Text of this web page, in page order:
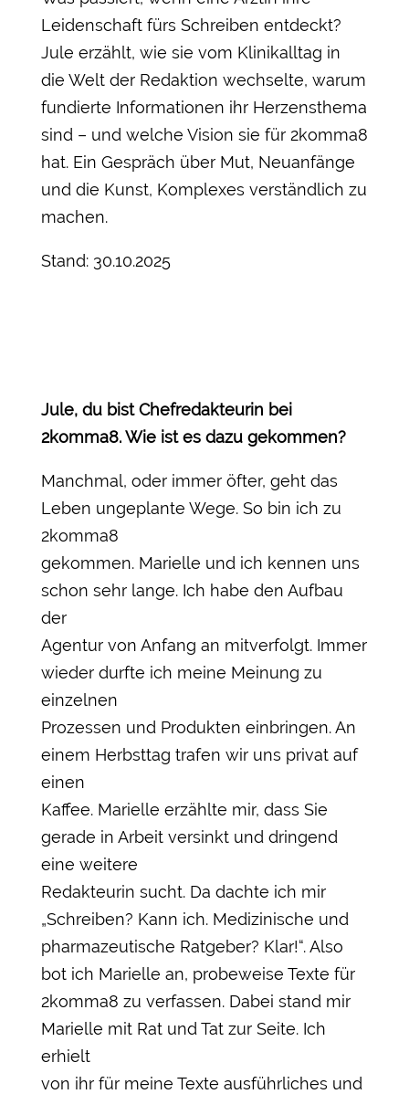
Leidenschaft fürs Schreiben entdeckt?
Jule erzählt, wie sie vom Klinikalltag in
die Welt der Redaktion wechselte, warum
fundierte Informationen ihr Herzensthema
sind – und welche Vision sie für 2komma8
hat. Ein Gespräch über Mut, Neuanfänge
und die Kunst, Komplexes verständlich zu
machen.
Stand: 30.10.2025
Jule, du bist Chefredakteurin bei
2komma8. Wie ist es dazu gekommen?
Manchmal, oder immer öfter, geht das
Leben ungeplante Wege. So bin ich zu
2komma8
gekommen. Marielle und ich kennen uns
schon sehr lange. Ich habe den Aufbau
der
Agentur von Anfang an mitverfolgt. Immer
wieder durfte ich meine Meinung zu
einzelnen
Prozessen und Produkten einbringen. An
einem Herbsttag trafen wir uns privat auf
einen
Kaffee. Marielle erzählte mir, dass Sie
gerade in Arbeit versinkt und dringend
eine weitere
Redakteurin sucht. Da dachte ich mir
„Schreiben? Kann ich. Medizinische und
pharmazeutische Ratgeber? Klar!“. Also
bot ich Marielle an, probeweise Texte für
2komma8 zu verfassen. Dabei stand mir
Marielle mit Rat und Tat zur Seite. Ich
erhielt
von ihr für meine Texte ausführliches und